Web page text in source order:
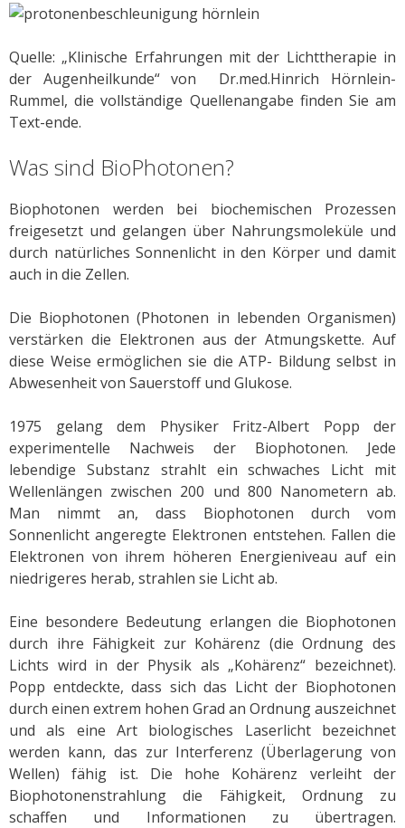
Quelle: „Klinische Erfahrungen mit der Lichttherapie in
der Augenheilkunde“ von Dr.med.Hinrich Hörnlein-
Rummel, die vollständige Quellenangabe finden Sie am
Text-ende.
Was sind BioPhotonen?
Biophotonen werden bei biochemischen Prozessen
freigesetzt und gelangen über Nahrungsmoleküle und
durch natürliches Sonnenlicht in den Körper und damit
auch in die Zellen.
Die Biophotonen (Photonen in lebenden Organismen)
verstärken die Elektronen aus der Atmungskette. Auf
diese Weise ermöglichen sie die ATP- Bildung selbst in
Abwesenheit von Sauerstoff und Glukose.
1975 gelang dem Physiker Fritz-Albert Popp der
experimentelle Nachweis der Biophotonen. Jede
lebendige Substanz strahlt ein schwaches Licht mit
Wellenlängen zwischen 200 und 800 Nanometern ab.
Man nimmt an, dass Biophotonen durch vom
Sonnenlicht angeregte Elektronen entstehen. Fallen die
Elektronen von ihrem höheren Energieniveau auf ein
niedrigeres herab, strahlen sie Licht ab.
Eine besondere Bedeutung erlangen die Biophotonen
durch ihre Fähigkeit zur Kohärenz (die Ordnung des
Lichts wird in der Physik als „Kohärenz“ bezeichnet).
Popp entdeckte, dass sich das Licht der Biophotonen
durch einen extrem hohen Grad an Ordnung auszeichnet
und als eine Art biologisches Laserlicht bezeichnet
werden kann, das zur Interferenz (Überlagerung von
Wellen) fähig ist. Die hohe Kohärenz verleiht der
Biophotonenstrahlung die Fähigkeit, Ordnung zu
schaffen und Informationen zu übertragen.